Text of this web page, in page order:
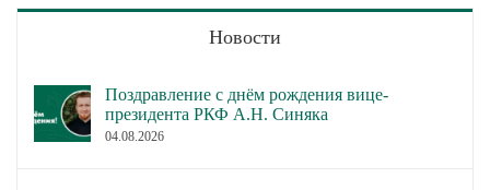
Новости
Поздравление с днём рождения вице-
президента РКФ А.Н. Синяка
04.08.2026